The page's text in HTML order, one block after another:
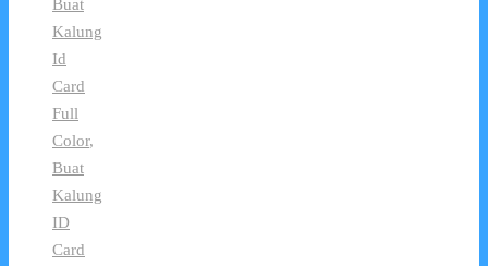
Buat
Kalung
Id
Card
Full
Color,
Buat
Kalung
ID
Card